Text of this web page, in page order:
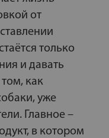
от
только
и давать
как
уже
Главное –
в котором